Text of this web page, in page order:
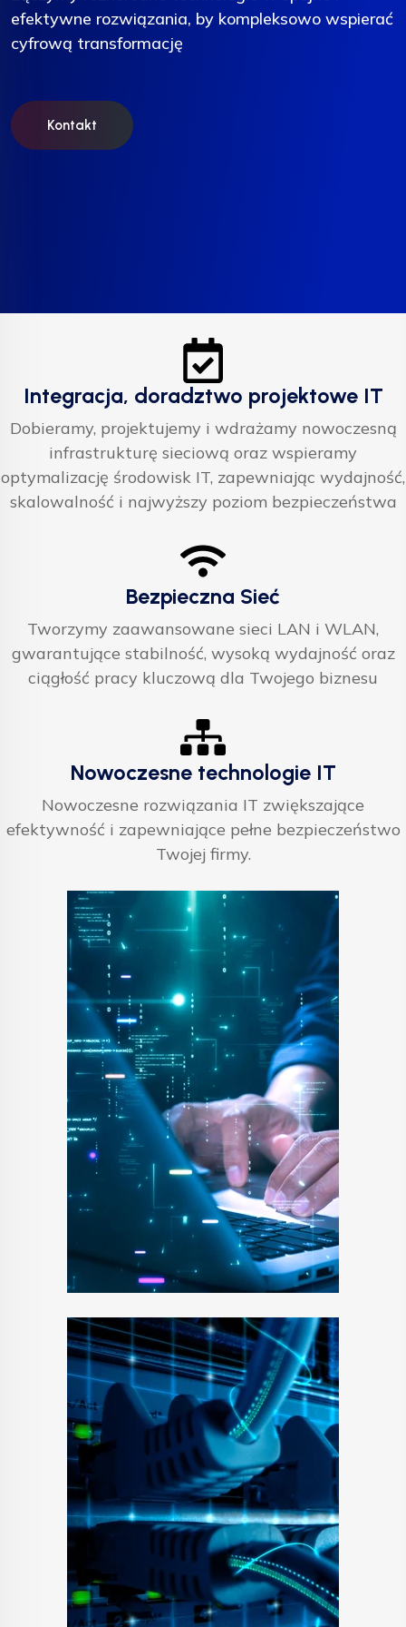
efektywne rozwiązania, by kompleksowo wspierać
cyfrową transformację
Kontakt
efektywne rozwiązania, by kompleksowo wspierać
cyfrową transformację
Kontakt
efektywne rozwiązania, by kompleksowo wspierać
cyfrową transformację
Kontakt
Integracja, doradztwo projektowe IT
Dobieramy, projektujemy i wdrażamy nowoczesną
infrastrukturę sieciową oraz wspieramy
optymalizację środowisk IT, zapewniając wydajność,
skalowalność i najwyższy poziom bezpieczeństwa
Bezpieczna Sieć
Tworzymy zaawansowane sieci LAN i WLAN,
gwarantujące stabilność, wysoką wydajność oraz
ciągłość pracy kluczową dla Twojego biznesu
Nowoczesne technologie IT
Nowoczesne rozwiązania IT zwiększające
efektywność i zapewniające pełne bezpieczeństwo
Twojej firmy.